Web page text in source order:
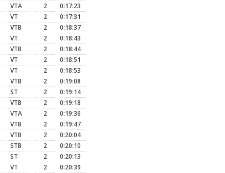
VTA 2
0:17:23
VT 2
0:17:31
VTB 2
0:18:37
VT 2
0:18:43
VTB 2
0:18:44
VT 2
0:18:51
VT 2
0:18:53
VTB 2
0:19:08
ST 2
0:19:14
VTB 2
0:19:18
VTA 2
0:19:36
VTB 2
0:19:47
VTB 2
0:20:04
STB 2
0:20:10
ST 2
0:20:13
VT 2
0:20:39